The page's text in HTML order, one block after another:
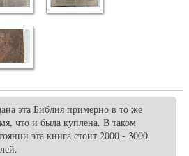
эта Библия примерно в то же
что и была куплена. В таком
эта книга стоит 2000 - 3000